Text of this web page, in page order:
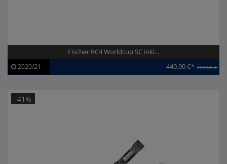
Fischer RC4 Worldcup SC inkl...
Artikel-ID:
113058
2020/21 449,90 €* 799,95 €
-41%